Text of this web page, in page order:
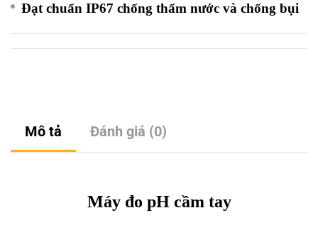
Đạt chuẩn IP67 chống thấm nước và chống bụi
Mô tả Đánh giá (0)
Máy đo pH cầm tay